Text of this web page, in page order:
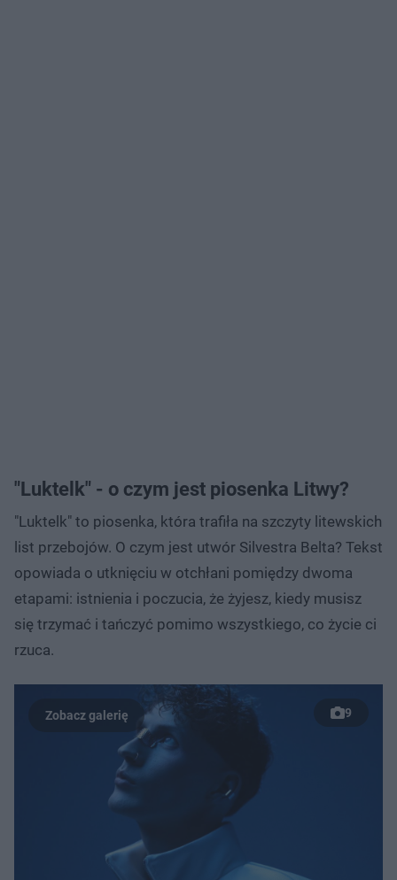
"Luktelk" - o czym jest piosenka Litwy?
"Luktelk" to piosenka, która trafiła na szczyty litewskich
list przebojów. O czym jest utwór Silvestra Belta? Tekst
opowiada o utknięciu w otchłani pomiędzy dwoma
etapami: istnienia i poczucia, że ​​żyjesz, kiedy musisz
się trzymać i tańczyć pomimo wszystkiego, co życie ci
rzuca.
9